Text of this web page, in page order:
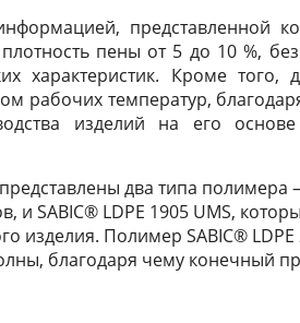
представленной
плотность пены от 5 до 10 %,
характеристик. Кроме
рабочих температур,
изделий на его
два типа полимера –
и SABIC® LDPE 1905 UMS,
изделия. Полимер SABIC® LDPE
благодаря чему конечный